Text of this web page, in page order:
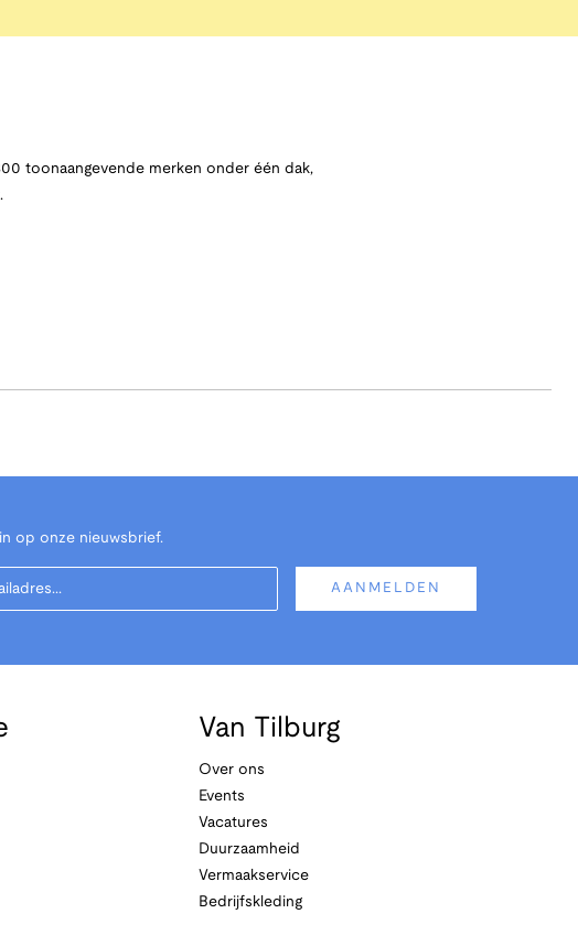
toonaangevende merken onder één dak,
op onze nieuwsbrief.
AANMELDEN
Van Tilburg
Over ons
Events
Vacatures
Duurzaamheid
Vermaakservice
Bedrijfskleding